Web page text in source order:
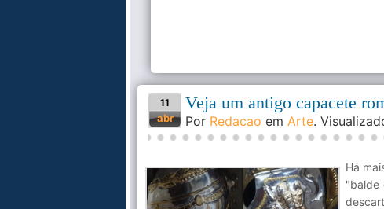
11
abr
Veja um antigo capacete
Por Redacao em Arte.
Há
"balde